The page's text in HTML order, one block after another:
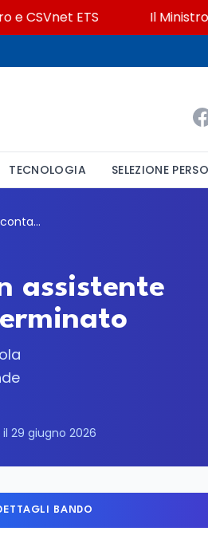
ETS Il Ministro
TECNOLOGIA SELEZIONE
Ordine dei Medici di Chieti: bando per un assistente amministrativo-contabile a tempo indeterminato
assistente
29 giugno 2026
BANDO